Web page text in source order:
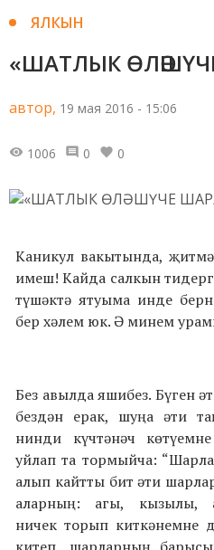
ЯЛКЫН
«ШАТЛЫК
автор, 19 мая 2016 - 15:06
1006 0 0
Каникул вакытында,
имеш! Кайда салкын
түшәктә ятуыма инде
бер хәлем юк. Ә минем
Без авылда яшибез. Бүген
бездән ерак, шуңа әти
нинди күчтәнәч
уйлап та тормыйча:
алып кайтты бит әти
аларның: агы, кызылы,
ничек торып киткәнемне